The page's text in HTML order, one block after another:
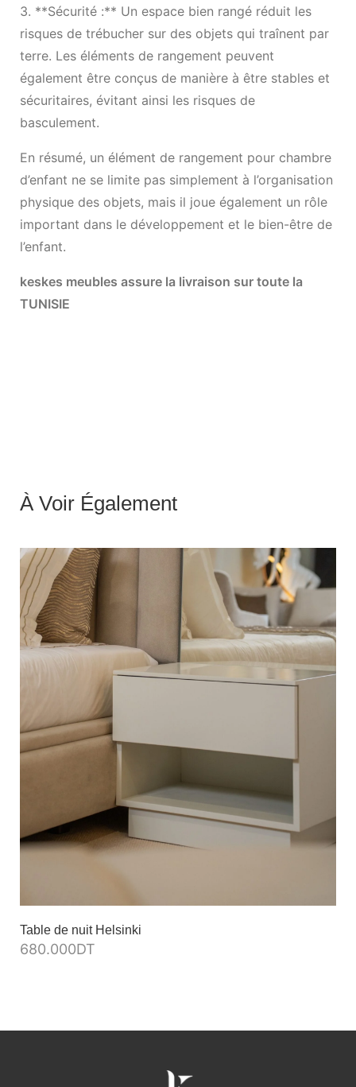
3. **Sécurité :** Un espace bien rangé réduit les
risques de trébucher sur des objets qui traînent par
terre. Les éléments de rangement peuvent
également être conçus de manière à être stables et
sécuritaires, évitant ainsi les risques de
basculement.
En résumé, un élément de rangement pour chambre
d’enfant ne se limite pas simplement à l’organisation
physique des objets, mais il joue également un rôle
important dans le développement et le bien-être de
l’enfant.
keskes meubles assure la livraison sur toute la
TUNISIE
À Voir Également
Table de nuit Helsinki
680.000DT